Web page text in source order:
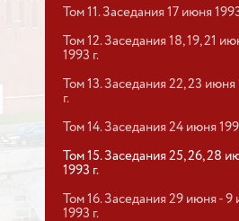
Том 11. Заседания 17 июня
Том 12. Заседания 18, 19, 21
1993 г.
Том 13. Заседания 22, 23 июня
г.
Том 14. Заседания 24 июня
Том 15. Заседания 25, 26, 28
1993 г.
Том 16. Заседания 29 июня - 9
1993 г.